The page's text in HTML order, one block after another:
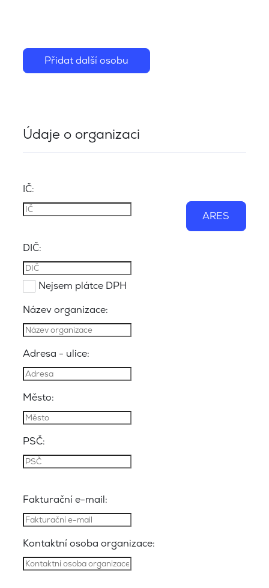
Přidat další osobu
Údaje o organizaci
IČ:
ARES
DIČ:
Nejsem plátce DPH
Název organizace:
Adresa - ulice:
Město:
PSČ:
Fakturační e-mail:
Kontaktní osoba organizace: